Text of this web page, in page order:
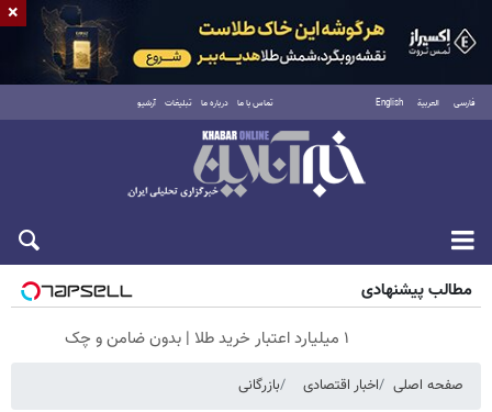
فارسی العربية English تماس با ما درباره ما تبلیغات آرشیو
جمعه ۱۶ مرداد ۱۴۰۵
مطالب پیشنهادی
۱ میلیارد اعتبار خرید طلا | بدون ضامن و چک
صفحه اصلی اخبار اقتصادی بازرگانی
×